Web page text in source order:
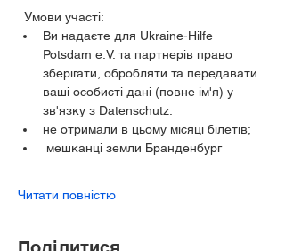
Умови участі:
Ви надаєте для Ukraine-Hilfe
Potsdam e.V. та партнерів право
зберігати, обробляти та передавати
ваші особисті дані (повне ім'я) у
зв'язку з Datenschutz.
не отримали в цьому місяці білетів;
мешканці земли Бранденбург
Читати повністю